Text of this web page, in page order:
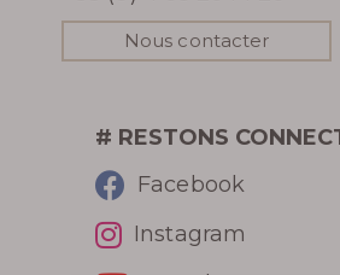
GÉANT DE
PHOTOS DU
Nous contacter
# RESTONS
Facebook
Instagram